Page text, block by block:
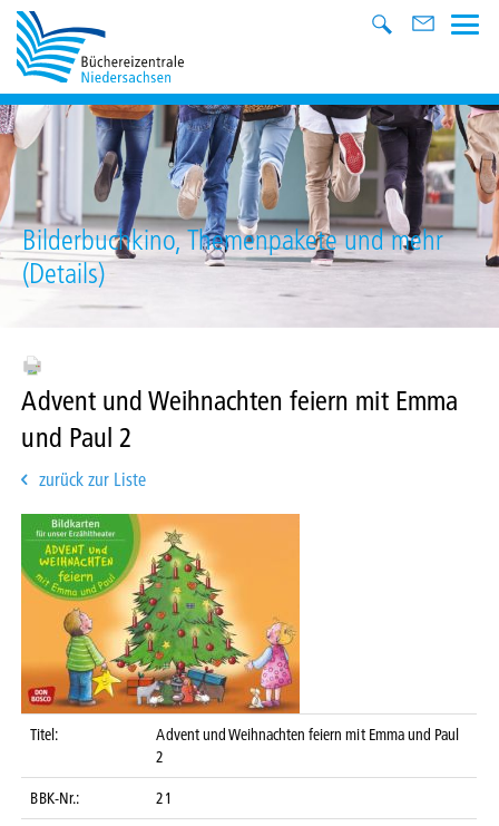
Bilderbuchkino, Themenpakete und mehr
(Details)
Advent und Weihnachten feiern mit Emma
und Paul 2
zurück zur Liste
Titel:
Advent und Weihnachten feiern mit Emma und Paul
2
BBK-Nr.: 21